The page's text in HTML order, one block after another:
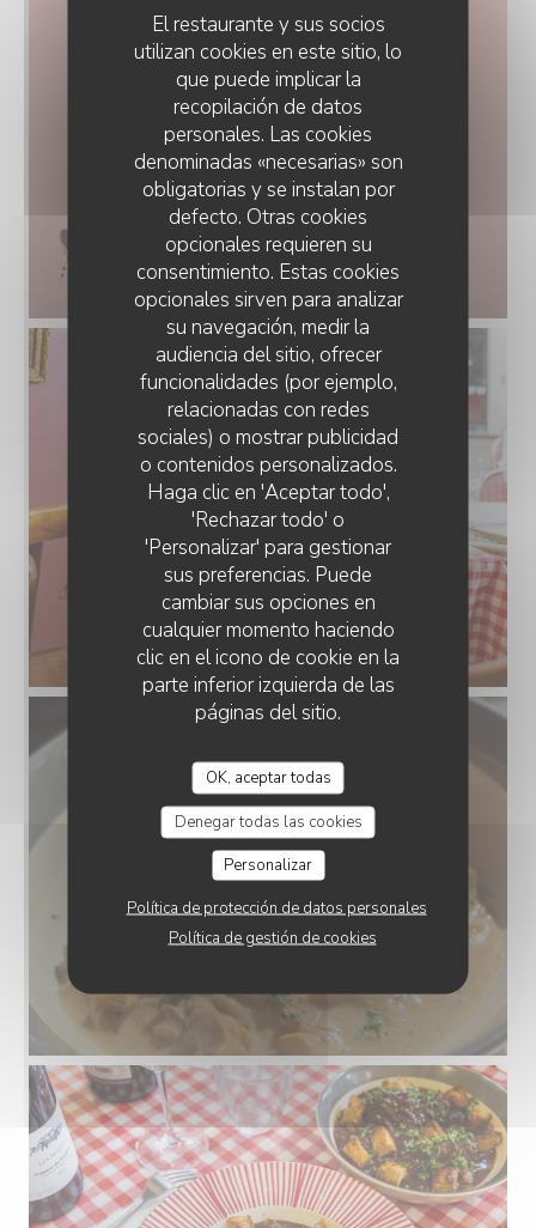
El restaurante y sus socios
utilizan cookies en este sitio, lo
que puede implicar la
recopilación de datos
personales. Las cookies
denominadas «necesarias» son
obligatorias y se instalan por
defecto. Otras cookies
opcionales requieren su
consentimiento. Estas cookies
opcionales sirven para analizar
su navegación, medir la
audiencia del sitio, ofrecer
funcionalidades (por ejemplo,
relacionadas con redes
sociales) o mostrar publicidad
o contenidos personalizados.
Haga clic en 'Aceptar todo',
'Rechazar todo' o
'Personalizar' para gestionar
sus preferencias. Puede
cambiar sus opciones en
cualquier momento haciendo
clic en el icono de cookie en la
parte inferior izquierda de las
páginas del sitio.
OK, aceptar todas
Denegar todas las cookies
Personalizar
Política de protección de datos personales
Política de gestión de cookies
BISTROT ROSETTE